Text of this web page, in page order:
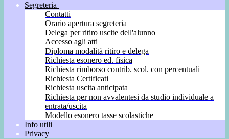
Segreteria
Contatti
Orario apertura segreteria
Delega per ritiro uscite dell'alunno
Accesso agli atti
Diploma modalità ritiro e delega
Richiesta esonero ed. fisica
Richiesta rimborso contrib. scol. con percentuali
Richiesta Certificati
Richiesta uscita anticipata
Richiesta per non avvalentesi da studio individuale a
entrata/uscita
Modello esonero tasse scolastiche
Info utili
Privacy